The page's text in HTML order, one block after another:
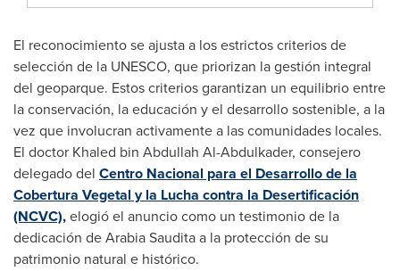
El reconocimiento se ajusta a los estrictos criterios de
selección de la UNESCO, que priorizan la gestión integral
del geoparque. Estos criterios garantizan un equilibrio entre
la conservación, la educación y el desarrollo sostenible, a la
vez que involucran activamente a las comunidades locales.
El doctor Khaled bin Abdullah Al-Abdulkader, consejero
delegado del Centro Nacional para el Desarrollo de la
Cobertura Vegetal y la Lucha contra la Desertificación
(NCVC),elogió el anuncio como un testimonio de la
dedicación de Arabia Saudita a la protección de su
patrimonio natural e histórico.